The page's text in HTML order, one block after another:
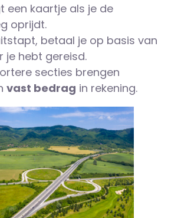
een kaartje als je de
oprijdt.
betaal je op basis van
je hebt gereisd.
secties brengen
vast bedrag in rekening.